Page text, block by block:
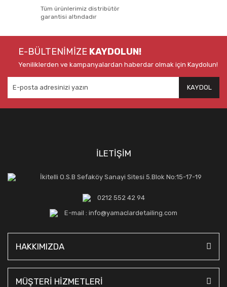
Tüm ürünlerimiz distribütör
garantisi altındadır
E-BÜLTENİMİZE KAYDOLUN!
Yeniliklerden ve kampanyalardan haberdar olmak için Kaydolun!
KAYDOL
İLETİŞİM
İkitelli O.S.B Sefaköy Sanayi Sitesi 5.Blok No:15-17-19
0212 552 42 94
E-mail : info@yamaclardetailing.com
HAKKIMIZDA
MÜŞTERİ HİZMETLERİ